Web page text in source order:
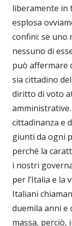
liberamente in
esplosa
confini: se uno
nessuno di
può affermare
sia cittadino
diritto di voto
cittadinanza e
giunti da ogni
perché la
i nostri
per l’Italia e la
Italiani
duemila anni
massa, perciò,